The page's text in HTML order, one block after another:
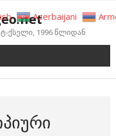
ქსელი, 1996 წლიდან
Azerbaijani